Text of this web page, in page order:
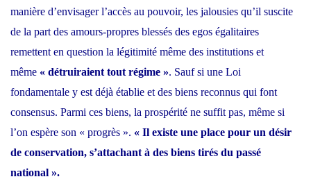
manière d’envisager l’accès au pouvoir, les jalousies qu’il suscite
de la part des amours-propres blessés des egos égalitaires
remettent en question la légitimité même des institutions et
même « détruiraient tout régime ». Sauf si une Loi
fondamentale y est déjà établie et des biens reconnus qui font
consensus. Parmi ces biens, la prospérité ne suffit pas, même si
l’on espère son « progrès ». « Il existe une place pour un désir
de conservation, s’attachant à des biens tirés du passé
national ».